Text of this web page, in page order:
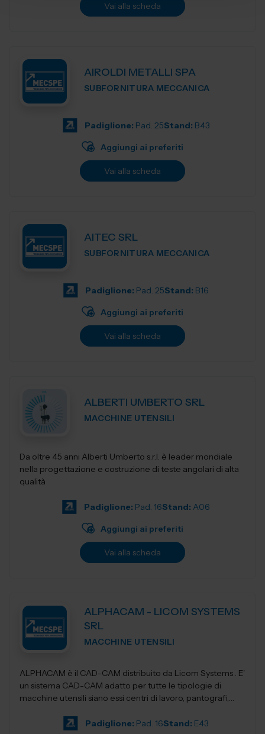
Vai alla scheda
AIROLDI METALLI SPA
SUBFORNITURA MECCANICA
Padiglione: Pad. 25Stand: B43
Aggiungi ai preferiti
Vai alla scheda
AITEC SRL
SUBFORNITURA MECCANICA
Padiglione: Pad. 25Stand: B16
Aggiungi ai preferiti
Vai alla scheda
ALBERTI UMBERTO SRL
MACCHINE UTENSILI
Da oltre 45 anni Alberti Umberto s.r.l. è leader mondiale
nella progettazione e costruzione di teste angolari di alta
qualità
Padiglione: Pad. 16Stand: A06
Aggiungi ai preferiti
Vai alla scheda
ALPHACAM - LICOM SYSTEMS
SRL
MACCHINE UTENSILI
ALPHACAM è il CAD-CAM distribuito da Licom Systems . E'
un sistema CAD-CAM adatto per tutte le tipologie di
macchine utensili siano essi centri di lavoro, pantografi,
Padiglione: Pad. 16Stand: E43